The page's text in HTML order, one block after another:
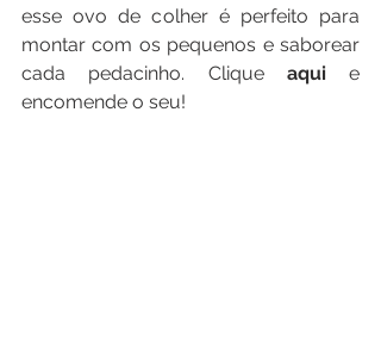
esse ovo de colher é perfeito para
montar com os pequenos e saborear
cada pedacinho. Clique aqui e
encomende o seu!